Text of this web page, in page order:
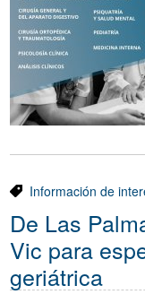
Información de
De Las
Vic para
geriátrica